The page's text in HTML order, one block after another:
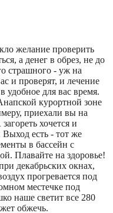
желание проверить
а денег в обрез, не до
страшного - уж на
и проверят, и лечение
удобное для вас время.
курортной зоне
приехали вы на
хочется и
Выход есть - тот же
в бассейн с
Плавайте на здоровье!
декабрьских окнах,
прогревается под
местечке под
наше светит все 280
обжечь.